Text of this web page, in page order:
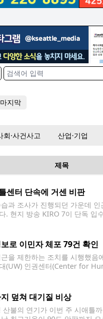
마지막
회·사건사고 산업·기업
제목
센터 단속에 거센 비판
과 조사가 진행되던 가운데
. 현지 방송 KIRO 7이 단독 입
로 이민자 체포 79건 확인
을 제한하는 조치를 시행했
(UW) 인권센터(Center for
덮쳐 대기질 비상
불의 연기가 이번 주 시애틀